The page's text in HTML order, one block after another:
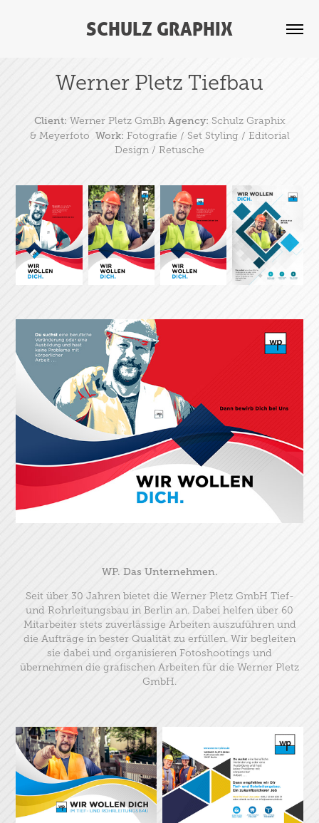
SCHULZ GRAPHIX
Werner Pletz Tiefbau
Client: Werner Pletz GmBh Agency: Schulz Graphix
& Meyerfoto Work: Fotografie / Set Styling / Editorial
Design / Retusche
WP. Das Unternehmen.
Seit über 30 Jahren bietet die Werner Pletz GmbH Tief-
und Rohrleitungsbau in Berlin an. Dabei helfen über 60
Mitarbeiter stets zuverlässige Arbeiten auszuführen und
die Aufträge in bester Qualität zu erfüllen. Wir begleiten
sie dabei und organisieren Fotoshootings und
übernehmen die grafischen Arbeiten für die Werner Pletz
GmbH.